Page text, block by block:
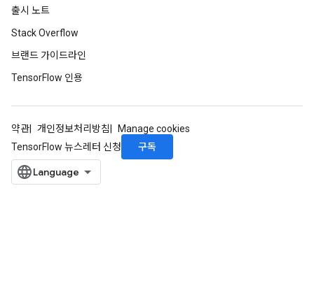
출시 노트
Stack Overflow
브랜드 가이드라인
TensorFlow 인용
약관 개인정보처리방침
Manage cookies
TensorFlow 뉴스레터 신청
구독